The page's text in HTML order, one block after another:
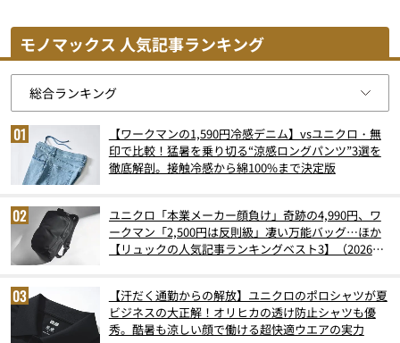
モノマックス 人気記事ランキング
【ワークマンの1,590円冷感デニム】vsユニクロ・無
印で比較！猛暑を乗り切る“涼感ロングパンツ”3選を
徹底解剖。接触冷感から綿100%まで決定版
ユニクロ「本業メーカー顔負け」奇跡の4,990円、ワ
ークマン「2,500円は反則級」凄い万能バッグ…ほか
【リュックの人気記事ランキングベスト3】（2026年
【汗だく通勤からの解放】ユニクロのポロシャツが夏
ビジネスの大正解！オリヒカの透け防止シャツも優
秀。酷暑も涼しい顔で働ける超快適ウエアの実力